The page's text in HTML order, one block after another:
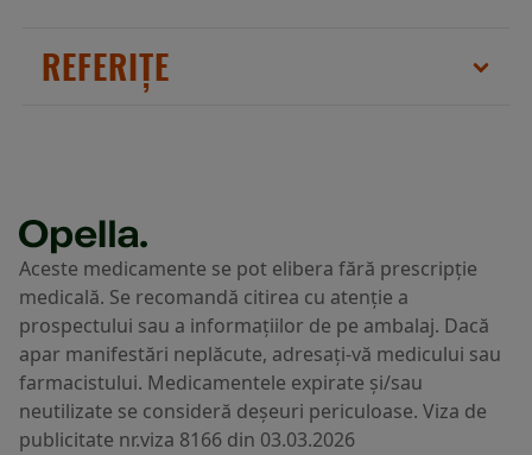
REFERIȚE
Aleynik S.I., Lieber
C.S. Polyenylphosphatidylcholine corrects
the alcohol-induced hepatic oxidative stress
by restoring s-adenosylmethionine Alcohol
Alcohol May-Jun 2003;38(3):208-12.
https://pubmed.ncbi.nlm.nih.gov/12711653/
accessed on: 14.05.2021
Aceste medicamente se pot elibera fără prescripție
medicală. Se recomandă citirea cu atenție a
prospectului sau a informațiilor de pe ambalaj. Dacă
apar manifestări neplăcute, adresați-vă medicului sau
farmacistului. Medicamentele expirate și/sau
neutilizate se consideră deșeuri periculoase. Viza de
publicitate nr.viza 8166 din 03.03.2026